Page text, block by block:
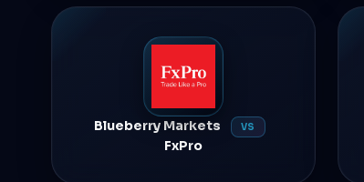
Blueberry Markets VS
FxPro